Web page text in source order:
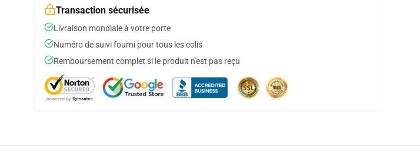
Transaction sécurisée
Livraison mondiale à votre porte
Numéro de suivi fourni pour tous les colis
Remboursement complet si le produit n'est pas reçu